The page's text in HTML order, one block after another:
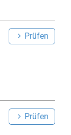
Prüfen
Prüfen